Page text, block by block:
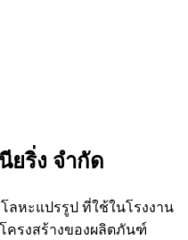
ยริ่ง จำกัด
หะแปรรูป ที่ใช้ในโรงงาน
ครงสร้างของผลิตภันฑ์